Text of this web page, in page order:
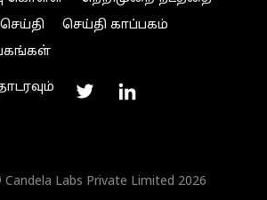
செய்தி
செய்தி காப்பகம்
Labs Private Limited 2026